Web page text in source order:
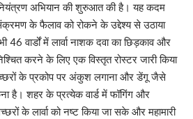
अभियान की शुरुआत की है। यह कदम
के फैलाव को रोकने के उद्देश्य से उठाया
वार्डों में लार्वा नाशक दवा का छिड़काव और
करने के लिए एक विस्तृत रोस्टर जारी किया
के प्रकोप पर अंकुश लगाना और डेंगू जैसे
है। शहर के प्रत्येक वार्ड में फॉगिंग और
के लार्वा को नष्ट किया जा सके और महामारी